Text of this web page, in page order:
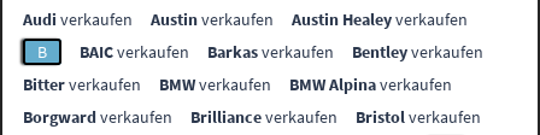
Audi verkaufen Austinverkaufen Austin Healeyverkaufen
B
BAICverkaufen Barkasverkaufen Bentleyverkaufen
Bitterverkaufen BMWverkaufen BMW Alpinaverkaufen
Borgwardverkaufen Brillianceverkaufen Bristolverkaufen